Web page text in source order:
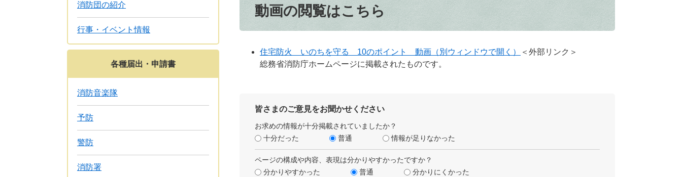
動画の閲覧はこちら
住宅防火 いのちを守る 10のポイント 動画（別ウィンドウで開く）
＜外部リンク＞
総務省消防庁ホームページに掲載されたものです。
皆さまのご意見をお聞かせください
お求めの情報が十分掲載されていましたか？
十分だった
普通 情報が足りなかった
ページの構成や内容、表現は分かりやすかったですか？
分かりやすかった
普通 分かりにくかった
消防団の紹介
行事・イベント情報
各種届出・申請書
消防音楽隊
予防
警防
消防署